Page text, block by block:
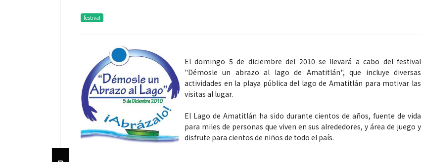
festival
El domingo 5 de diciembre del 2010 se llevará a cabo del festival
"Démosle un abrazo al lago de Amatitlán", que incluye diversas
actividades en la playa pública del lago de Amatitlán para motivar las
visitas al lugar.
El Lago de Amatitlán ha sido durante cientos de años, fuente de vida
para miles de personas que viven en sus alrededores, y área de juego y
disfrute para cientos de niños de todo el país.